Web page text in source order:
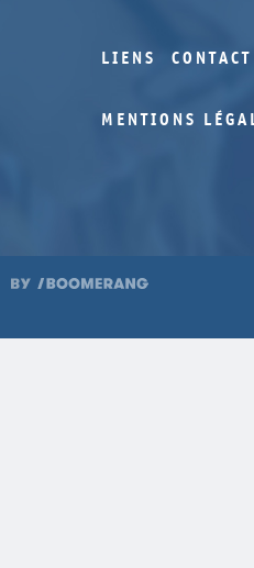
LIENS CONTACT
MENTIONS